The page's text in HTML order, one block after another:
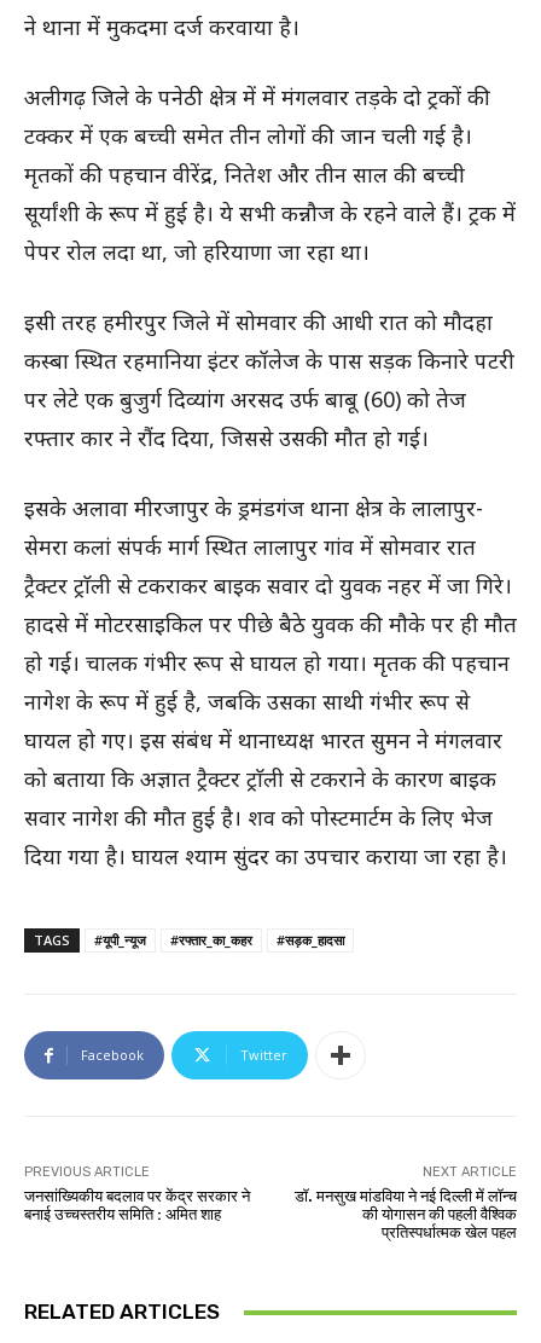
ने थाना में मुकदमा दर्ज करवाया है।
अलीगढ़ जिले के पनेठी क्षेत्र में में मंगलवार तड़के दो ट्रकों की
टक्कर में एक बच्ची समेत तीन लोगों की जान चली गई है।
मृतकों की पहचान वीरेंद्र, नितेश और तीन साल की बच्ची
सूर्यांशी के रूप में हुई है। ये सभी कन्नौज के रहने वाले हैं। ट्रक में
पेपर रोल लदा था, जो हरियाणा जा रहा था।
इसी तरह हमीरपुर जिले में सोमवार की आधी रात को मौदहा
कस्बा स्थित रहमानिया इंटर कॉलेज के पास सड़क किनारे पटरी
पर लेटे एक बुजुर्ग दिव्यांग अरसद उर्फ बाबू (60) को तेज
रफ्तार कार ने रौंद दिया, जिससे उसकी मौत हो गई।
इसके अलावा मीरजापुर के ड्रमंडगंज थाना क्षेत्र के लालापुर-
सेमरा कलां संपर्क मार्ग स्थित लालापुर गांव में सोमवार रात
ट्रैक्टर ट्राॅली से टकराकर बाइक सवार दो युवक नहर में जा गिरे।
हादसे में मोटरसाइकिल पर पीछे बैठे युवक की मौके पर ही मौत
हो गई। चालक गंभीर रूप से घायल हो गया। मृतक की पहचान
नागेश के रूप में हुई है, जबकि उसका साथी गंभीर रूप से
घायल हो गए। इस संबंध में थानाध्यक्ष भारत सुमन ने मंगलवार
को बताया कि अज्ञात ट्रैक्टर ट्राॅली से टकराने के कारण बाइक
सवार नागेश की मौत हुई है। शव को पोस्टमार्टम के लिए भेज
दिया गया है। घायल श्याम सुंदर का उपचार कराया जा रहा है।
TAGS #यूपी_न्यूज #रफ्तार_का_कहर #सड़क_हादसा
Facebook Twitter
PREVIOUS ARTICLE
जनसांख्यिकीय बदलाव पर केंद्र सरकार ने
बनाई उच्चस्तरीय समिति : अमित शाह
NEXT ARTICLE
डॉ. मनसुख मांडविया ने नई दिल्ली में लॉन्च
की योगासन की पहली वैश्विक
प्रतिस्पर्धात्मक खेल पहल
RELATED ARTICLES